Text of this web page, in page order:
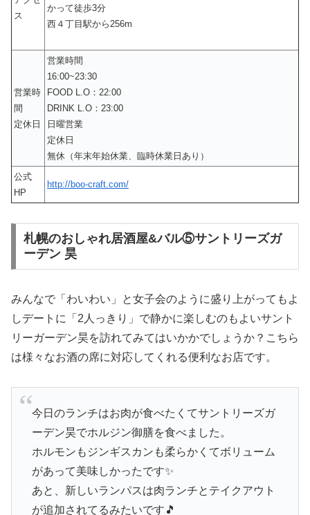
ス
かって徒歩3分
西４丁目駅から256m
営業時
間
定休日
営業時間
16:00~23:30
FOOD L.O：22:00
DRINK L.O：23:00
日曜営業
定休日
無休（年末年始休業、臨時休業日あり）
公式
HP
http://boo-craft.com/
札幌のおしゃれ居酒屋&バル⑤サントリーズガ
ーデン 昊
みんなで「わいわい」と女子会のように盛り上がってもよ
しデートに「2人っきり」で静かに楽しむのもよいサント
リーガーデン昊を訪れてみてはいかかでしょうか？こちら
は様々なお酒の席に対応してくれる便利なお店です。
今日のランチはお肉が食べたくてサントリーズガ
ーデン昊でホルジン御膳を食べました。
ホルモンもジンギスカンも柔らかくてボリューム
があって美味しかったです✨
あと、新しいランパスは肉ランチとテイクアウト
が追加されてるみたいです🎵